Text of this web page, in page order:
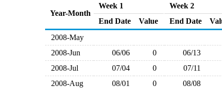
Year-Month
Week 1
Week 2
End Date
Value End Date
2008-May
2008-Jun
06/06 0
06/13
2008-Jul
07/04 0
07/11
2008-Aug
08/01 0
08/08